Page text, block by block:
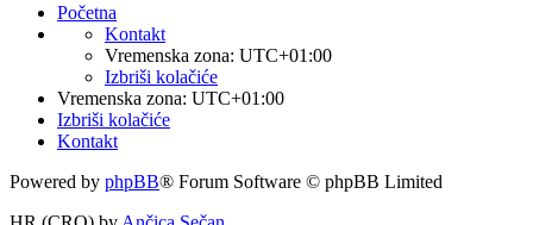
Početna
Kontakt
Vremenska zona: UTC+01:00
Izbriši kolačiće
Vremenska zona: UTC+01:00
Izbriši kolačiće
Kontakt
Powered by phpBB® Forum Software © phpBB Limited